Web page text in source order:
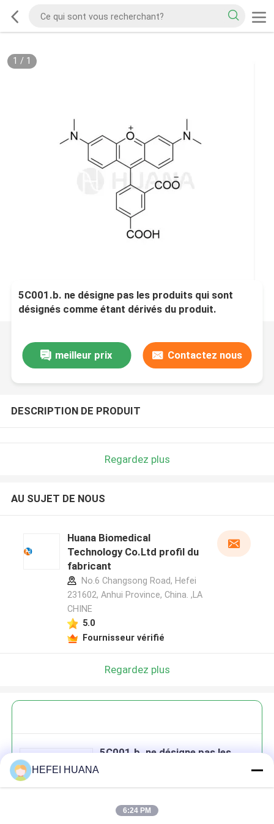
1 / 1
5C001.b. ne désigne pas les produits qui sont
désignés comme étant dérivés du produit.
meilleur prix Contactez nous
DESCRIPTION DE PRODUIT
Regardez plus
AU SUJET DE NOUS
Huana Biomedical
Technology Co.Ltd profil du
fabricant
No.6 Changsong Road, Hefei
231602, Anhui Province, China. ,LA
CHINE
5.0
Fournisseur vérifié
Regardez plus
5C001.b. ne désigne pas les
HEFEI HUANA
6:24 PM